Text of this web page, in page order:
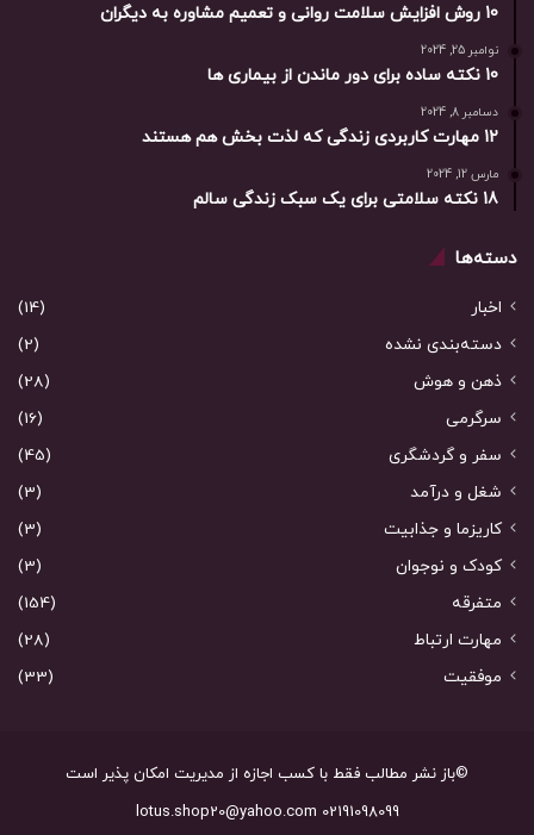
10 روش افزایش سلامت روانی و تعمیم مشاوره به دیگران
نوامبر 25, 2024
10 نکته ساده برای دور ماندن از بیماری ها
دسامبر 8, 2024
12 مهارت کاربردی زندگی که لذت بخش هم هستند
مارس 12, 2024
18 نکته سلامتی برای یک سبک زندگی سالم
دسته‌ها
اخبار
(14)
دسته‌بندی نشده
(2)
ذهن و هوش
(28)
سرگرمی
(16)
سفر و گردشگری
(45)
شغل و درآمد
(3)
کاریزما و جذابیت
(3)
کودک و نوجوان
(3)
متفرقه
(154)
مهارت ارتباط
(28)
موفقیت
(33)
©باز نشر مطالب فقط با کسب اجازه از مدیریت امکان پذیر است
02191098099 lotus.shop20@yahoo.com